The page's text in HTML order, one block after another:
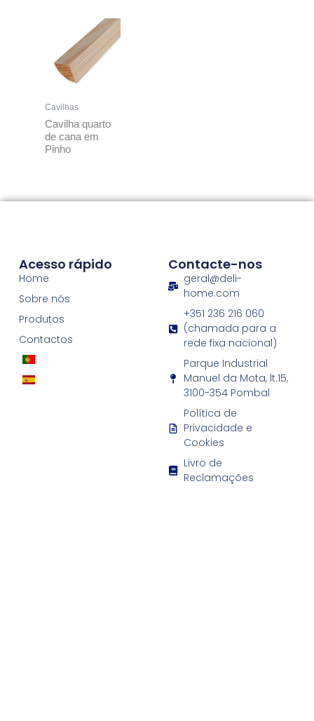
Cavilhas
Cavilha quarto
de cana em
Pinho
Acesso rápido
Home
Sobre nós
Produtos
Contactos
Contacte-nos
geral@deli-
home.com
+351 236 216 060
(chamada para a
rede fixa nacional)
Parque Industrial
Manuel da Mota, lt.15,
3100-354 Pombal
Política de
Privacidade e
Cookies
Livro de
Reclamações